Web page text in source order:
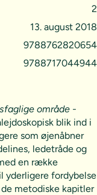
2
13. august 2018
9788762820654
9788717044944
område -
blik ind i
som øjenåbner
ledetråde og
en række
yderligere fordybelse
metodiske kapitler